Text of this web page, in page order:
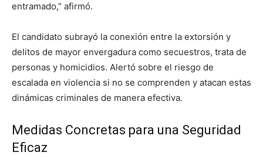
entramado,” afirmó.
El candidato subrayó la conexión entre la extorsión y
delitos de mayor envergadura como secuestros, trata de
personas y homicidios. Alertó sobre el riesgo de
escalada en violencia si no se comprenden y atacan estas
dinámicas criminales de manera efectiva.
Medidas Concretas para una Seguridad
Eficaz